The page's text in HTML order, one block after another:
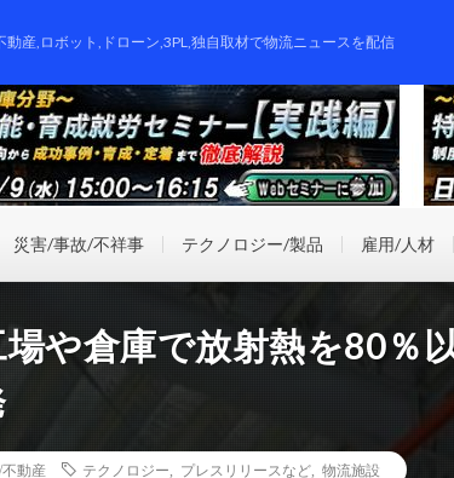
動産,ロボット,ドローン,3PL,独自取材で物流ニュースを配信
災害/事故/不祥事 テクノロジー/製品 雇用/人材
や倉庫で放射熱を80％
動産 テクノロジー プレスリリースなど 物流施設